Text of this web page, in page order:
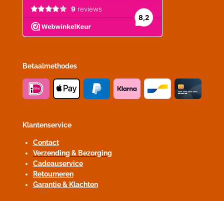
Betaalmethodes
Klantenservice
Contact
Verzending & Bezorging
Cadeauservice
Retourneren
Garantie & Klachten